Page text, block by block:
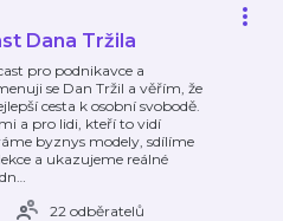
Dana Tržila
pro podnikavce a
se Dan Tržil a věřím, že
cesta k osobní svobodě.
a pro lidi, kteří to vidí
byznys modely, sdílíme
a ukazujeme reálné
…
22 odběratelů